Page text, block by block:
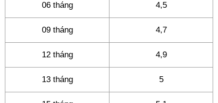
06 tháng 4,5
09 tháng 4,7
12 tháng 4,9
13 tháng 5